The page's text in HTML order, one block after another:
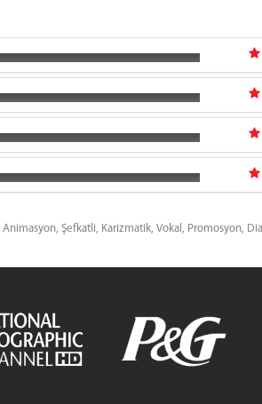
Animasyon, Şefkatli, Karizmatik, Vokal, Promosyon,